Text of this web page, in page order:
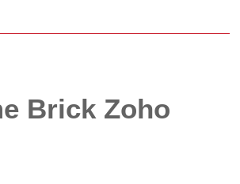
Brick Zoho